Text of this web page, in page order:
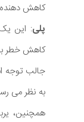
کاهش
پلی: این یک
کاهش خطر
جالب توجه
به نظر می
همچنین،